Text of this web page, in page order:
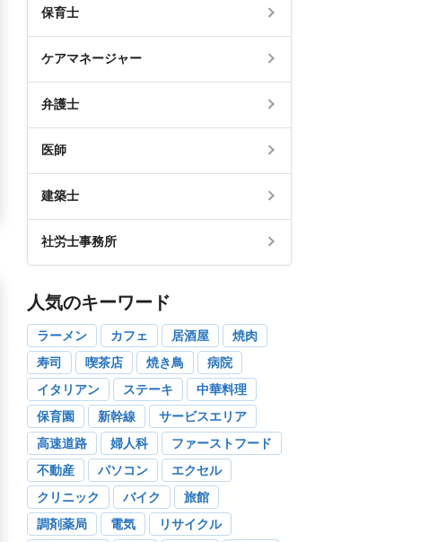
保育士
ケアマネージャー
弁護士
医師
建築士
社労士事務所
人気のキーワード
ラーメン カフェ 居酒屋
焼肉
寿司
喫茶店 焼き鳥
病院
イタリアン
ステーキ
中華料理
保育園
新幹線
サービスエリア
高速道路
婦人科
ファーストフード
不動産
パソコン
エクセル
クリニック
バイク
旅館
調剤薬局
電気
リサイクル